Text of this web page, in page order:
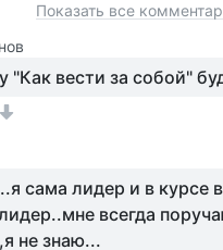
Показать все
"Как вести за собой"
сама лидер и в курсе
всегда
не знаю...